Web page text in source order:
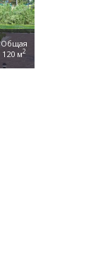
Общая
120 м2